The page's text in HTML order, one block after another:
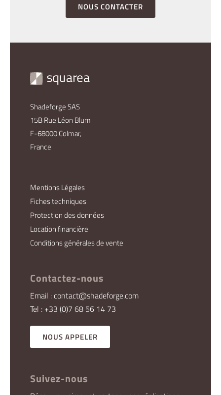
NOUS CONTACTER
Shadeforge SAS
15B Rue Léon Blum
F-68000 Colmar,
France
Mentions Légales
Fiches techniques
Protection des données
Location financière
Conditions générales de vente
Contactez-nous
Email : contact@shadeforge.com
Tel : +33 (0)7 68 56 14 73
NOUS APPELER
Suivez-nous